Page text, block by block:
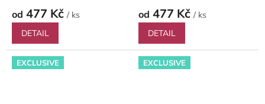
od 477 Kč / ks
DETAIL
od 477 Kč / ks
DETAIL
EXCLUSIVE EXCLUSIVE